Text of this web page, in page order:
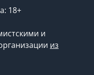
18+
и
из